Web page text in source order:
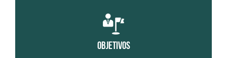
OBJETIVOS